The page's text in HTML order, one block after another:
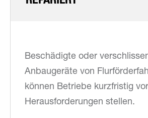
Beschädigte oder
Anbaugeräte von
können Betriebe kurzfristig
Herausforderungen stellen.